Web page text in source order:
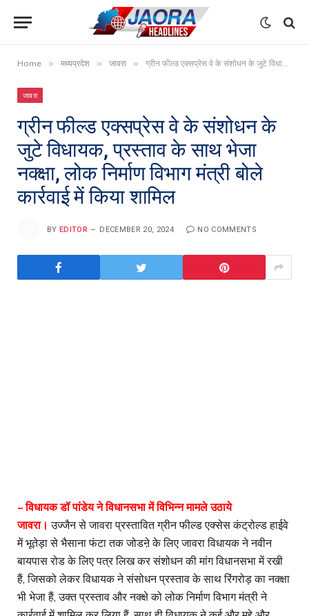
Home » मध्यप्रदेश » जावरा » ग्रीन फील्ड एक्सप्रेस वे के संशोधन के जुटे विधायक, प्रस्ताव के साथ भेजा नक्क्षा, लोक निर्माण विभाग मंत्री बोले कार्रवाई में किया शामिल
जावरा
ग्रीन फील्ड एक्सप्रेस वे के संशोधन के
जुटे विधायक, प्रस्ताव के साथ भेजा
नक्क्षा, लोक निर्माण विभाग मंत्री बोले
कार्रवाई में किया शामिल
BY EDITOR DECEMBER 20, 2024 NO COMMENTS
– विधायक डॉ पांडेय ने विधानसभा में विभिन्न मामले उठाये
जावरा। उज्जैन से जावरा प्रस्तावित ग्रीन फील्ड एक्सेस कंट्रोल्ड हाईवे
में भूतेड़ा से भैसाना फंटा तक जोडऩे के लिए जावरा विधायक ने नवीन
बायपास रोड के लिए पत्र लिख कर संशोधन की मांग विधानसभा में रखी
हैं, जिसको लेकर विधायक ने संसोधन प्रस्ताव के साथ रिंगरोड़ का नक्क्षा
भी भेजा हैं, उक्त प्रस्ताव और नक्क्षे को लोक निर्माण विभाग मंत्री ने